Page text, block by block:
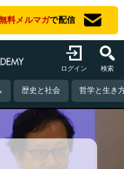
料メルマガで配信
ログイン 検索
歴史と社会 哲学と生き